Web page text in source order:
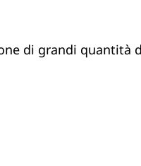
di grandi quantità